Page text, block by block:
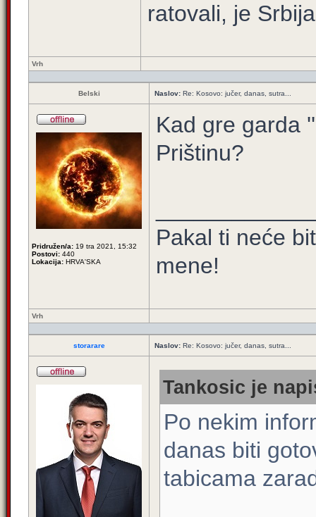
ratovali, je
Vrh
Belski Naslov: Re: Kosovo: jučer, danas, sutra...
Pridružen/a: 19 tra 2021, 15:32
Postovi: 440
Lokacija: HRVA'SKA
Kad gre garda
Prištinu?
Pakal ti neće
mene!
Vrh
storarare Naslov: Re: Kosovo: jučer, danas, sutra...
Tankosic je
Po nekim
danas biti
tabicama